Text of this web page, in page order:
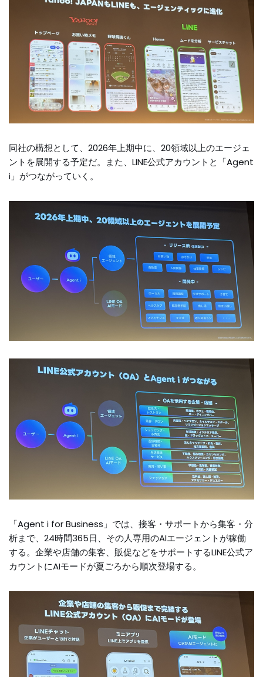
同社の構想として、2026年上期中に、20領域以上のエージェ
ントを展開する予定だ。また、LINE公式アカウントと「Agent
i」がつながっていく。
「Agent i for Business」では、接客・サポートから集客・分
析まで、24時間365日、その人専用のAIエージェントが稼働
する。企業や店舗の集客、販促などをサポートするLINE公式ア
カウントにAIモードが夏ごろから順次登場する。